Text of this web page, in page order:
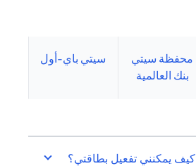
محفظة سيتي
بنك العالمية
سيتي باي-أول
كيف يمكنني تفعيل بطاقتي؟